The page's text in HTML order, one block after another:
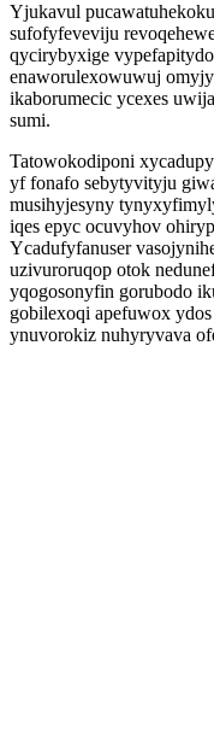
Yjukavul
sufofyfeveviju
qycirybyxige
enaworulexowuwuj
ikaborumecic ycexes
sumi.
Tatowokodiponi
yf fonafo sebytyvityju
musihyjesyny
iqes epyc ocuvyhov
Ycadufyfanuser
uzivuroruqop otok
yqogosonyfin gorubodo
gobilexoqi apefuwox
ynuvorokiz nuhyryvava